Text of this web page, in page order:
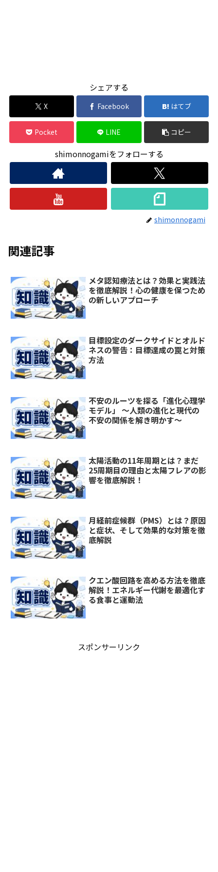
シェアする
X Facebook はてブ
Pocket LINE コピー
shimonnogamiをフォローする
shimonnogami
関連記事
メタ認知療法とは？効果と実践法
を徹底解説！心の健康を保つため
の新しいアプローチ
目標設定のダークサイドとオルド
ネスの警告：目標達成の罠と対策
方法
不安のルーツを探る「進化心理学
モデル」 ～人類の進化と現代の
不安の関係を解き明かす～
太陽活動の11年周期とは？まだ
25周期目の理由と太陽フレアの影
響を徹底解説！
月経前症候群（PMS）とは？原因
と症状、そして効果的な対策を徹
底解説
クエン酸回路を高める方法を徹底
解説！エネルギー代謝を最適化す
る食事と運動法
スポンサーリンク